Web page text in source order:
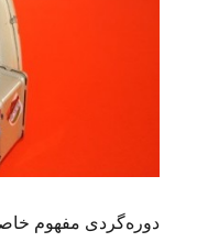
دوره‌گردی مفهوم